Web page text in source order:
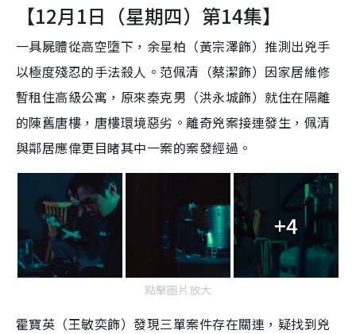
【12月1日（星期四）第14集】
一具屍體從高空墮下，余星柏（黃宗澤飾）推測出兇手
以極度殘忍的手法殺人。范佩清（蔡潔飾）因家居維修
暫租住高級公寓，原來秦克男（洪永城飾）就住在隔離
的陳舊唐樓，唐樓環境惡劣。離奇兇案接連發生，佩清
與鄰居應偉更目睹其中一案的案發經過。
+4
點擊圖片放大
霍寶英（王敏奕飾）發現三單案件存在關連，疑找到兇